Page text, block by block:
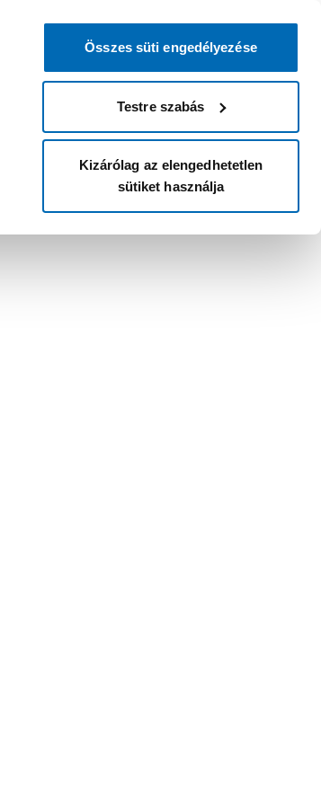
Összes süti engedélyezése
Testre szabás
Kizárólag az elengedhetetlen
sütiket használja